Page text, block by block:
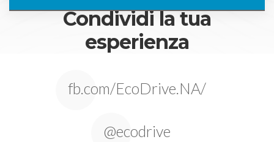
Condividi la tua
esperienza
fb.com/EcoDrive.NA/
@ecodrive